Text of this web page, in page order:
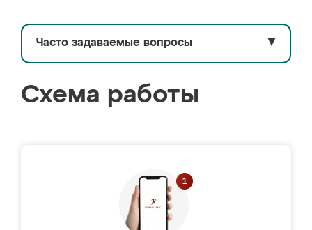
Часто задаваемые вопросы ▼
Схема работы